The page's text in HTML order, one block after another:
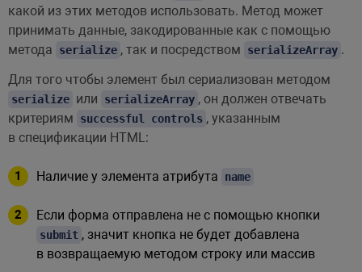
какой из этих методов использовать. Метод может
принимать данные, закодированные как с помощью
метода
serialize , так и посредством serializeArray .
Для того чтобы элемент был сериализован методом
serialize или serializeArray , он должен отвечать
критериям
successful controls , указанным
в спецификации HTML:
Наличие у элемента атрибута name
Если форма отправлена не с помощью кнопки
submit , значит кнопка не будет добавлена
в возвращаемую методом строку или массив